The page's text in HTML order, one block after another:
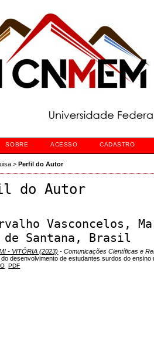
SOBRE ACESSO CADASTRO
>Perfil do Autor
do Autor
Vasconcelos,
de Santana, Brasil
- VITÓRIA (2023) - Comunicações Científicas e
do desenvolvimento de estudantes surdos do
PDF